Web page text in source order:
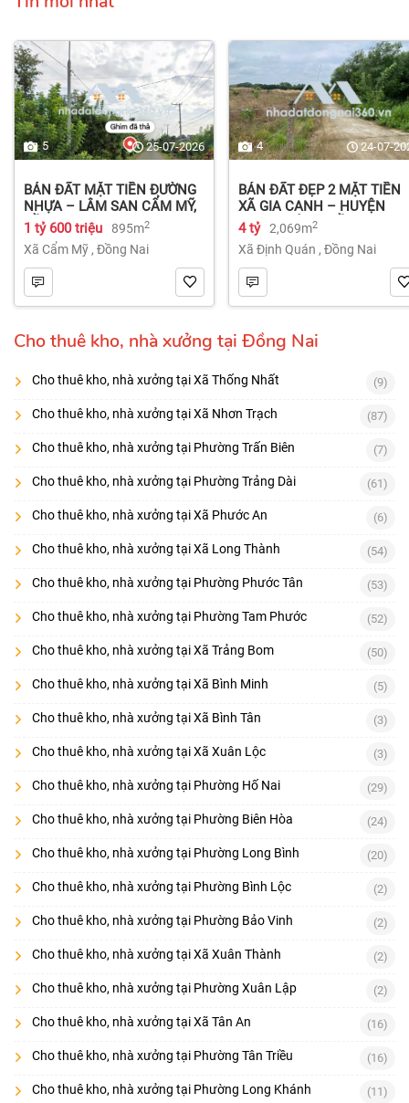
5 25-07-2026
BÁN ĐẤT MẶT TIỀN ĐƯỜNG
NHỰA – LÂM SAN CẨM MỸ,
ĐỒNG NAI.
1 tỷ 600 triệu 895m2
Xã Cẩm Mỹ , Đồng Nai
4 24-07-
BÁN ĐẤT ĐẸP 2 MẶT TIỀN
XÃ GIA CANH – HUYỆN
ĐỊNH QUÁN – ĐỒNG NAI dt
2.069m² 4 tỷ
4 tỷ 2,069m2
Xã Định Quán , Đồng Nai
Cho thuê kho, nhà xưởng tại Đồng Nai
Cho thuê kho, nhà xưởng tại Xã Thống Nhất (9)
Cho thuê kho, nhà xưởng tại Xã Nhơn Trạch (87)
Cho thuê kho, nhà xưởng tại Phường Trấn Biên (7)
Cho thuê kho, nhà xưởng tại Phường Trảng Dài (61)
Cho thuê kho, nhà xưởng tại Xã Phước An (6)
Cho thuê kho, nhà xưởng tại Xã Long Thành (54)
Cho thuê kho, nhà xưởng tại Phường Phước Tân (53)
Cho thuê kho, nhà xưởng tại Phường Tam Phước (52)
Cho thuê kho, nhà xưởng tại Xã Trảng Bom (50)
Cho thuê kho, nhà xưởng tại Xã Bình Minh (5)
Cho thuê kho, nhà xưởng tại Xã Bình Tân (3)
Cho thuê kho, nhà xưởng tại Xã Xuân Lộc (3)
Cho thuê kho, nhà xưởng tại Phường Hố Nai (29)
Cho thuê kho, nhà xưởng tại Phường Biên Hòa (24)
Cho thuê kho, nhà xưởng tại Phường Long Bình (20)
Cho thuê kho, nhà xưởng tại Phường Bình Lộc (2)
Cho thuê kho, nhà xưởng tại Phường Bảo Vinh (2)
Cho thuê kho, nhà xưởng tại Xã Xuân Thành (2)
Cho thuê kho, nhà xưởng tại Phường Xuân Lập (2)
Cho thuê kho, nhà xưởng tại Xã Tân An (16)
Cho thuê kho, nhà xưởng tại Phường Tân Triều (16)
Cho thuê kho, nhà xưởng tại Phường Long Khánh (11)